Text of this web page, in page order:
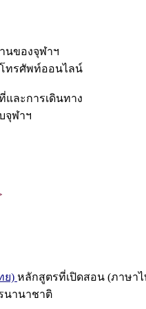
นของจุฬาฯ
ทรศัพท์ออนไลน์
และการเดินทาง
จุฬาฯ
ย) หลักสูตรที่เปิดสอน (ภาษาไ
นานาชาติ